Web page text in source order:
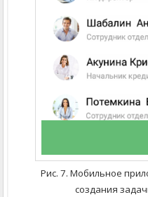
Рис. 7. Мобильное
создания